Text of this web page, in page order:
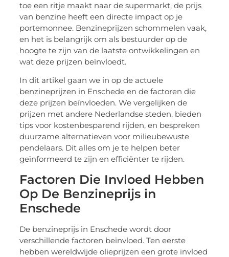
toe een ritje maakt naar de supermarkt, de prijs
van benzine heeft een directe impact op je
portemonnee. Benzineprijzen schommelen vaak,
en het is belangrijk om als bestuurder op de
hoogte te zijn van de laatste ontwikkelingen en
wat deze prijzen beïnvloedt.
In dit artikel gaan we in op de actuele
benzineprijzen in Enschede en de factoren die
deze prijzen beïnvloeden. We vergelijken de
prijzen met andere Nederlandse steden, bieden
tips voor kostenbesparend rijden, en bespreken
duurzame alternatieven voor milieubewuste
pendelaars. Dit alles om je te helpen beter
geïnformeerd te zijn en efficiënter te rijden.
Factoren Die Invloed Hebben
Op De Benzineprijs in
Enschede
De benzineprijs in Enschede wordt door
verschillende factoren beïnvloed. Ten eerste
hebben wereldwijde olieprijzen een grote invloed